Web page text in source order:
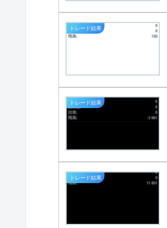
トレード結果
トレード結果
トレード結果